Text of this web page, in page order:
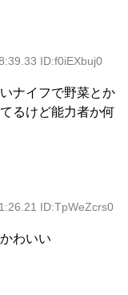
ID:f0iEXbuj0
ナイフで野菜とか
るけど能力者か何
ID:TpWeZcrs0
わいい